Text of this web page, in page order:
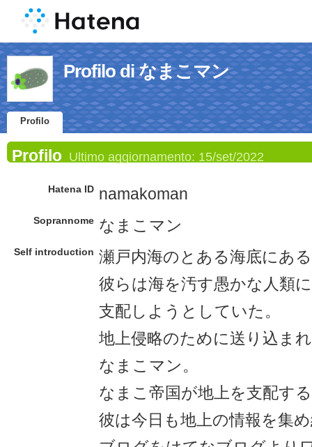
Profilo di なまこマン
Profilo
Profilo Ultimo aggiornamento: 15/set/2022
Hatena ID namakoman
Soprannome なまこマン
Self introduction 瀬戸内海のとある海底にあ
彼らは海を汚す愚かな人類
支配しようとしていた。
地上侵略のために送り込ま
なまこマン。
なまこ帝国が地上を支配す
彼は今日も地上の情報を集